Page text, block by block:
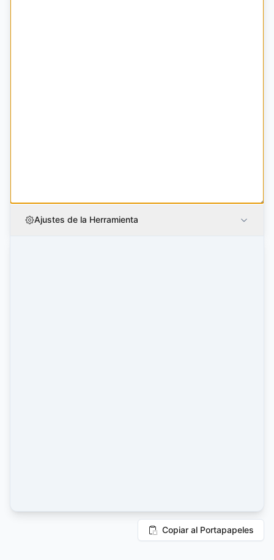
Ajustes de la Herramienta
Copiar al Portapapeles